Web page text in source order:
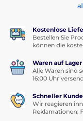
Kostenlose
Bestellen Sie
können die
Waren auf Lager
Alle Waren sind
16:00 Uhr
Schneller
Wir reagieren
Reklamationen,